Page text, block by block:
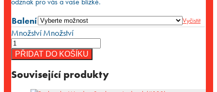
Balení Vyčistit
MnožstvíMnožství
PŘIDAT DO KOŠÍKU
Související produkty